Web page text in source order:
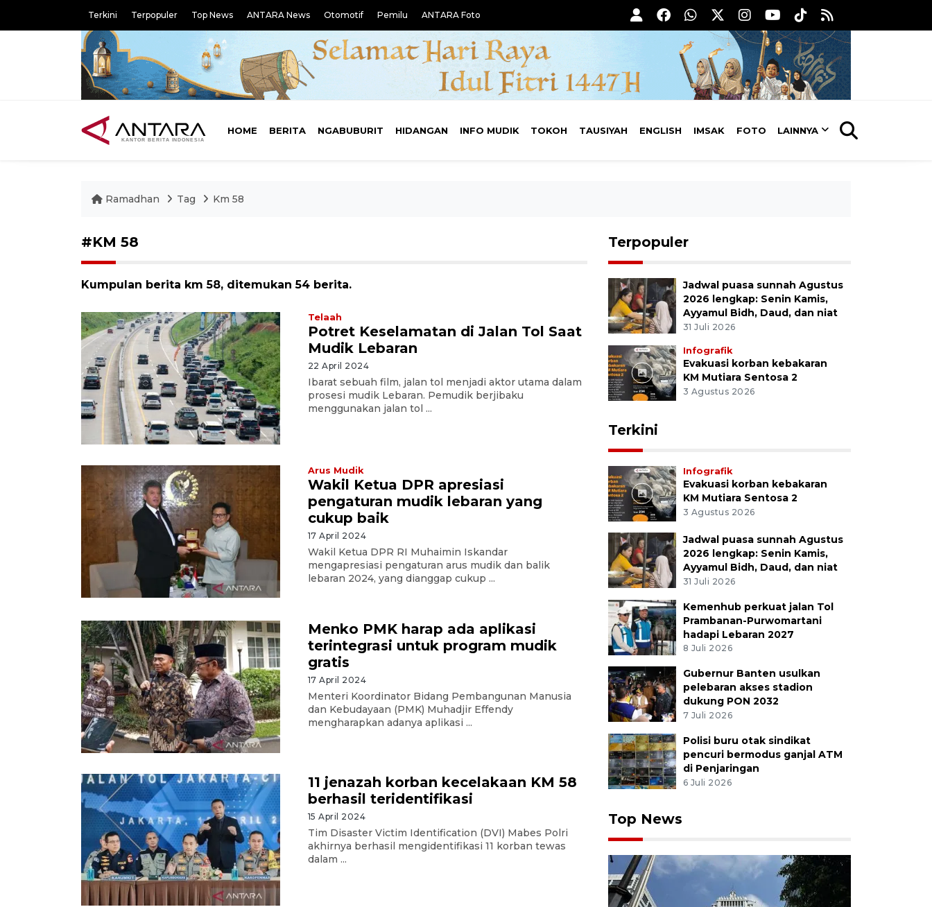
Terkini Terpopuler Top News ANTARA News Otomotif Pemilu ANTARA Foto
HOME BERITA NGABUBURIT HIDANGAN INFO MUDIK TOKOH TAUSIYAH ENGLISH IMSAK FOTO LAINNYA
Ramadhan Tag Km 58
#KM 58
Kumpulan berita km 58, ditemukan 54 berita.
Telaah
Potret Keselamatan di Jalan Tol Saat
Mudik Lebaran
22 April 2024
Ibarat sebuah film, jalan tol menjadi aktor utama dalam
prosesi mudik Lebaran. Pemudik berjibaku
menggunakan jalan tol ...
Arus Mudik
Wakil Ketua DPR apresiasi
pengaturan mudik lebaran yang
cukup baik
17 April 2024
Wakil Ketua DPR RI Muhaimin Iskandar
mengapresiasi pengaturan arus mudik dan balik
lebaran 2024, yang dianggap cukup ...
Menko PMK harap ada aplikasi
terintegrasi untuk program mudik
gratis
17 April 2024
Menteri Koordinator Bidang Pembangunan Manusia
dan Kebudayaan (PMK) Muhadjir Effendy
mengharapkan adanya aplikasi ...
11 jenazah korban kecelakaan KM 58
berhasil teridentifikasi
15 April 2024
Tim Disaster Victim Identification (DVI) Mabes Polri
akhirnya berhasil mengidentifikasi 11 korban tewas
dalam ...
Terpopuler
Jadwal puasa sunnah Agustus
2026 lengkap: Senin Kamis,
Ayyamul Bidh, Daud, dan niat
31 Juli 2026
Infografik
Evakuasi korban kebakaran
KM Mutiara Sentosa 2
3 Agustus 2026
Terkini
Infografik
Evakuasi korban kebakaran
KM Mutiara Sentosa 2
3 Agustus 2026
Jadwal puasa sunnah Agustus
2026 lengkap: Senin Kamis,
Ayyamul Bidh, Daud, dan niat
31 Juli 2026
Kemenhub perkuat jalan Tol
Prambanan-Purwomartani
hadapi Lebaran 2027
8 Juli 2026
Gubernur Banten usulkan
pelebaran akses stadion
dukung PON 2032
7 Juli 2026
Polisi buru otak sindikat
pencuri bermodus ganjal ATM
di Penjaringan
6 Juli 2026
Top News